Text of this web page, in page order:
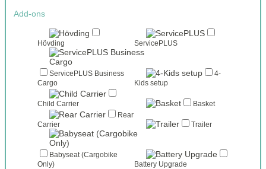
Add-ons
Hövding ServicePLUS
ServicePLUS Business
Cargo
4-
Kids setup
Child Carrier
Basket
Rear
Carrier
Trailer
Babyseat (Cargobike
Only)
Battery Upgrade